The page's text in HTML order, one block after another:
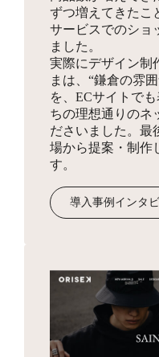
HTMLサイトマップ作成
3,300円
ショップの全体像とな
プを、フリーページを
受注・入金・発送メー
テンプレ作成
3,300円
お客様へ送付するメー
同梱物
お見積り
商品を発送する際に同
ずつ増えてきたこ
サービスでのショ
ました。
実際にデザイン制
まは、“鎌倉の雰
を、ECサイトで
ちの理想通りのネ
ださいました。最
場から提案・制作
す。
導入事例インタ